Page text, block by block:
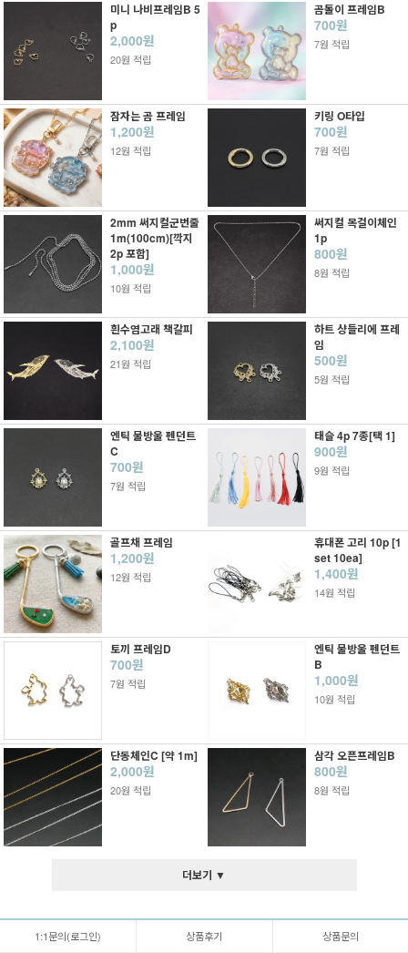
미니 나비프레임B 5
p
2,000원
20원 적립
곰돌이 프레임B
700원
7원 적립
잠자는 곰 프레임
1,200원
12원 적립
키링 O타입
700원
7원 적립
2mm 써지컬군번줄
1m(100cm)[깍지
2p 포함]
1,000원
10원 적립
써지컬 목걸이체인
1p
800원
8원 적립
흰수염고래 책갈피
2,100원
21원 적립
하트 샹들리에 프레
임
500원
5원 적립
엔틱 물방울 펜던트
C
700원
7원 적립
태슬 4p 7종[택 1]
900원
9원 적립
골프채 프레임
1,200원
12원 적립
휴대폰 고리 10p [1
set 10ea]
1,400원
14원 적립
토끼 프레임D
700원
7원 적립
엔틱 물방울 펜던트
B
1,000원
10원 적립
단동체인C [약 1m]
2,000원
20원 적립
삼각 오픈프레임B
800원
8원 적립
더보기 ▼
1:1문의(로그인) 상품후기 상품문의